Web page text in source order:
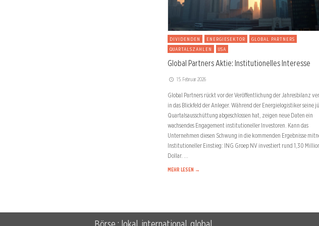
DIVIDENDEN ENERGIESEKTOR
GLOBAL PARTNERS
QUARTALSZAHLEN
USA
Global Partners Aktie: Institutionelles Interesse
15. Februar 2026
Global Partners rückt vor der Veröffentlichung der Jahresbilanz
in das Blickfeld der Anleger. Während der Energielogistiker seine
Quartalsausschüttung abgeschlossen hat, zeigen neue Daten ein
wachsendes Engagement institutioneller Investoren. Kann das
Unternehmen diesen Schwung in die kommenden Ergebnisse
Institutioneller Einstieg: ING Groep NV investiert rund 1,30
Dollar. …
MEHR LESEN →